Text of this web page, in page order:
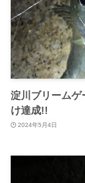
淀川ブリームゲ
け達成!!
2024年5月4日